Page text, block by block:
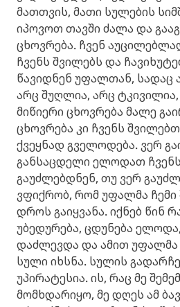
მათთვის, მათი სულების
იპოვოთ თავში ძალა და
ცხოვრება. ჩვენ
ჩვენს შვილებს და
წავიდნენ უფალთან, სადაც
არც შუღლია, არც
მიწიერი ცხოვრება მალე
ცხოვრება კი ჩვენს
ქვეყნად გველოდება. ვერ
განსაცდელი ელოდათ
გაუძლებდნენ, თუ ვერ
ვფიქრობ, რომ უფალმა ჩემი
დროს გაიყვანა. იქნებ წინ
უბედურება, ცდუნება
დაძლევდა და ამით უფალმა
სული იხსნა. სულის
უპირატესია. ის, რაც მე
მომხდარიყო, მე დღეს ამ